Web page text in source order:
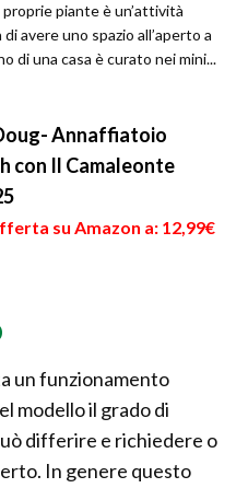
piante è un’attività
avere uno spazio all’aperto a
di una casa è curato nei mini...
Annaffiatoio
con Il Camaleonte
su Amazon a: 12,99€
un funzionamento
modello il grado di
differire e richiedere o
In genere questo